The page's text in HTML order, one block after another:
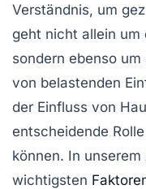
Verständnis, um
geht nicht allein um
sondern ebenso
von belastenden
der Einfluss von
entscheidende
können. In
wichtigsten